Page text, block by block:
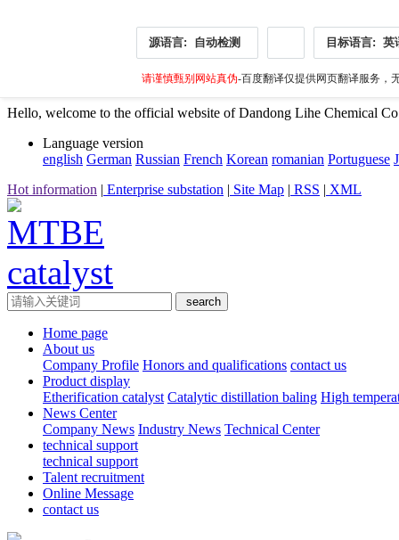
源语言: 自动检测 目标语言: 英
请谨慎甄别网站真伪-百度翻译仅提供网页翻译服务，